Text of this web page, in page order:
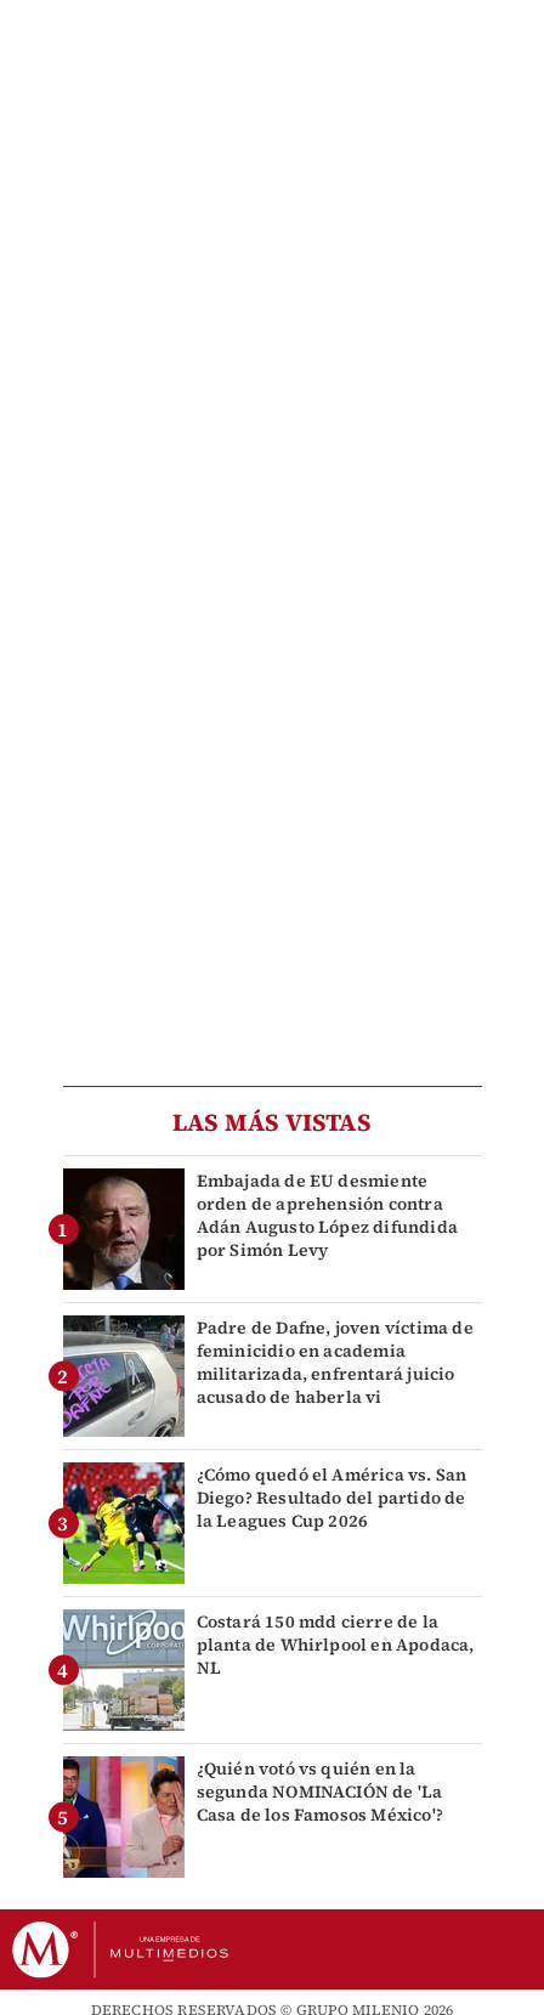
LAS MÁS VISTAS
Embajada de EU desmiente
orden de aprehensión contra
Adán Augusto López difundida
por Simón Levy
Padre de Dafne, joven víctima de
feminicidio en academia
militarizada, enfrentará juicio
acusado de haberla vi
¿Cómo quedó el América vs. San
Diego? Resultado del partido de
la Leagues Cup 2026
Costará 150 mdd cierre de la
planta de Whirlpool en Apodaca,
NL
¿Quién votó vs quién en la
segunda NOMINACIÓN de 'La
Casa de los Famosos México'?
DERECHOS RESERVADOS © GRUPO MILENIO 2026